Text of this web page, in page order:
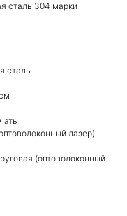
сталь 304 марки -
сталь
лазер)
(оптоволоконный